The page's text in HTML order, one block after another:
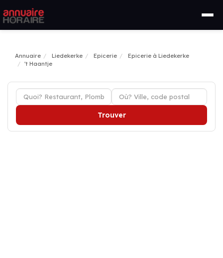
Annuaire Liedekerke Epicerie
Epicerie à Liedekerke
't Haantje
Trouver